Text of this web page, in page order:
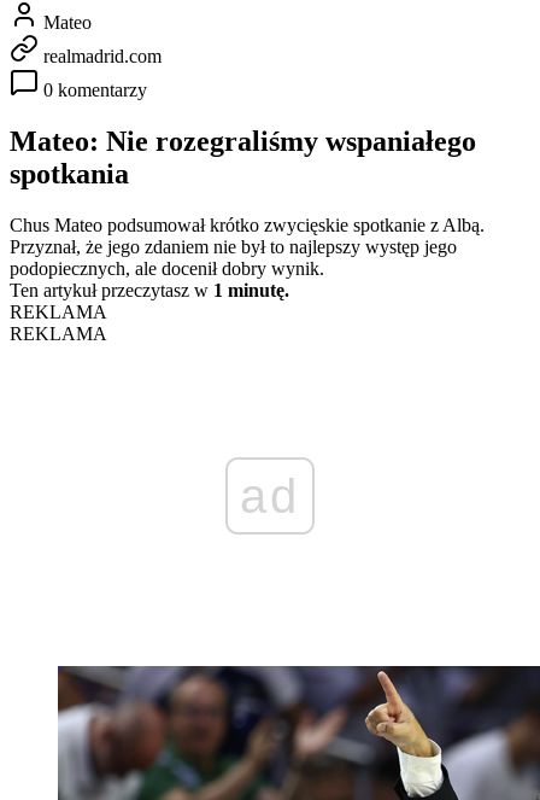
Mateo
realmadrid.com
0 komentarzy
Mateo: Nie rozegraliśmy wspaniałego
spotkania
Chus Mateo podsumował krótko zwycięskie spotkanie z Albą.
Przyznał, że jego zdaniem nie był to najlepszy występ jego
podopiecznych, ale docenił dobry wynik.
Ten artykuł przeczytasz w 1 minutę.
REKLAMA
REKLAMA
ad